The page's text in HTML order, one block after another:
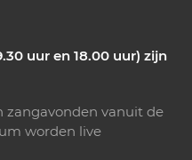
uur en 18.00 uur) zijn
zangavonden vanuit de
worden live